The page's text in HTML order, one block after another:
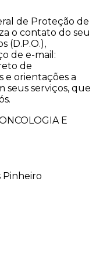
de Proteção de
o contato do seu
(D.P.O.),
de e-mail:
de
e orientações a
seus serviços, que
E
Pinheiro